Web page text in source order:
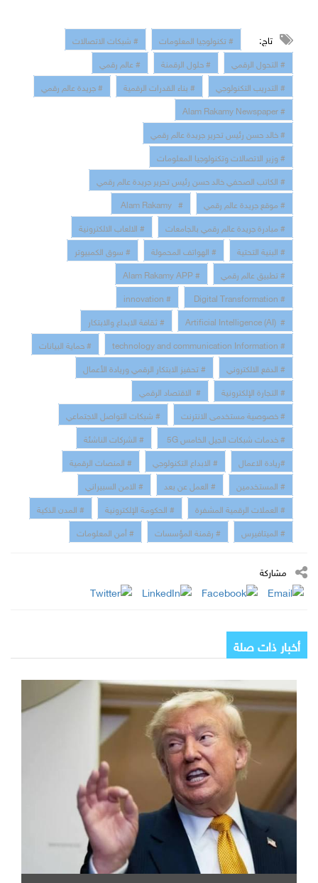
تاج: # تكنولوجيا المعلومات
# شبكات الاتصالات
# التحول الرقمي
# حلول الرقمنة
# عالم رقمي
# التدريب التكنولوجي
# بناء القدرات الرقمية
# جريدة عالم رقمي
# Alam Rakamy Newspaper
# خالد حسن رئيس تحرير جريدة عالم رقمي
# وزير الاتصالات وتكنولوجيا المعلومات
# الكاتب الصحفي خالد حسن رئيس تحرير جريدة عالم رقمي
# موقع جريدة عالم رقمي
# Alam Rakamy
# مبادرة جريدة عالم رقمي بالجامعات
# الالعاب الالكترونية
# البنية التحتية
# الهواتف المحمولة
# سوق الكمبيوتر
# تطبيق عالم رقمي
# Alam Rakamy APP
# Digital Transformation
# innovation
# Artificial Intelligence (AI)
# ثقافة الابداع والابتكار
# technology and communication Information
# حماية البيانات
# الدفع الالكتروني
# تحفيز الابتكار الرقمي وريادة الأعمال
# التجارة الإلكترونية
# الاقتصاد الرقمي
# خصوصية مستخدمى الانترنت
# شبكات التواصل الاجتماعي
# خدمات شبكات الجيل الخامس 5G
# الشركات الناشئة
#ريادة الاعمال
# الابداع التكنولوجي
# المنصات الرقمية
# المستخدمين
# العمل عن بعد
# الامن السبيراني
# العملات الرقمية المشفرة
# الحكومة الإلكترونية
# المدن الذكية
# الميتافيرس
# رقمنة المؤسسات # أمن المعلومات
مشاركة
أخبار ذات صلة